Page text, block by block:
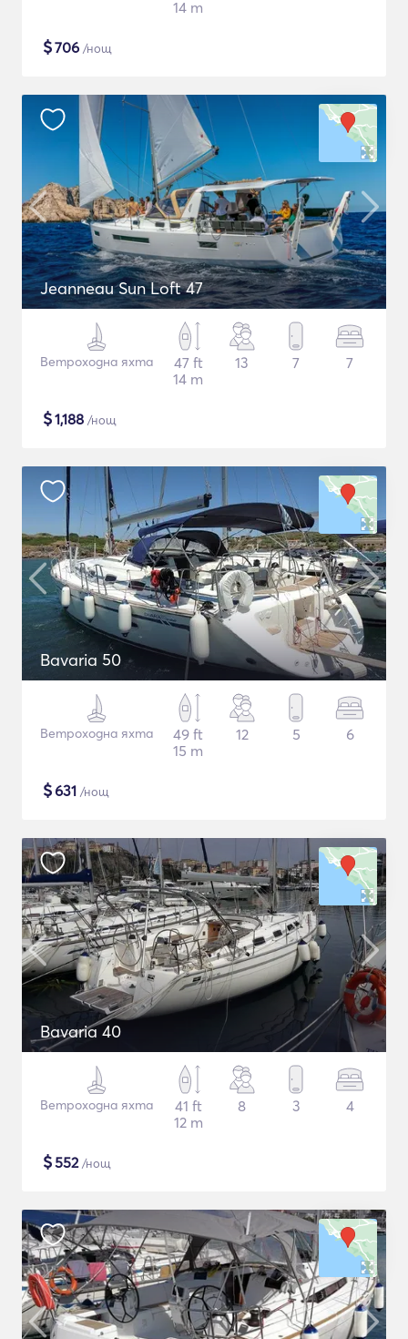
14 m
$706 /нощ
Jeanneau Sun Loft 47
Ветроходна яхта
47 ft
14 m
13 7 7
$1,188 /нощ
Bavaria 50
Ветроходна яхта
49 ft
15 m
12 5 6
$631 /нощ
Bavaria 40
Ветроходна яхта
41 ft
12 m
8 3 4
$552/нощ